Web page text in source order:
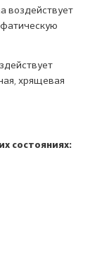
воздействует
хрящевая
состояниях: